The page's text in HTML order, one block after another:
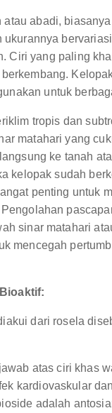
abadi,
Ciri yang paling
untuk
tropis dan
matahari yang
ke tanah
kelopak sudah
penting untuk
sinar matahari
mencegah
dari rosela
atas ciri khas
kardiovaskular
adalah